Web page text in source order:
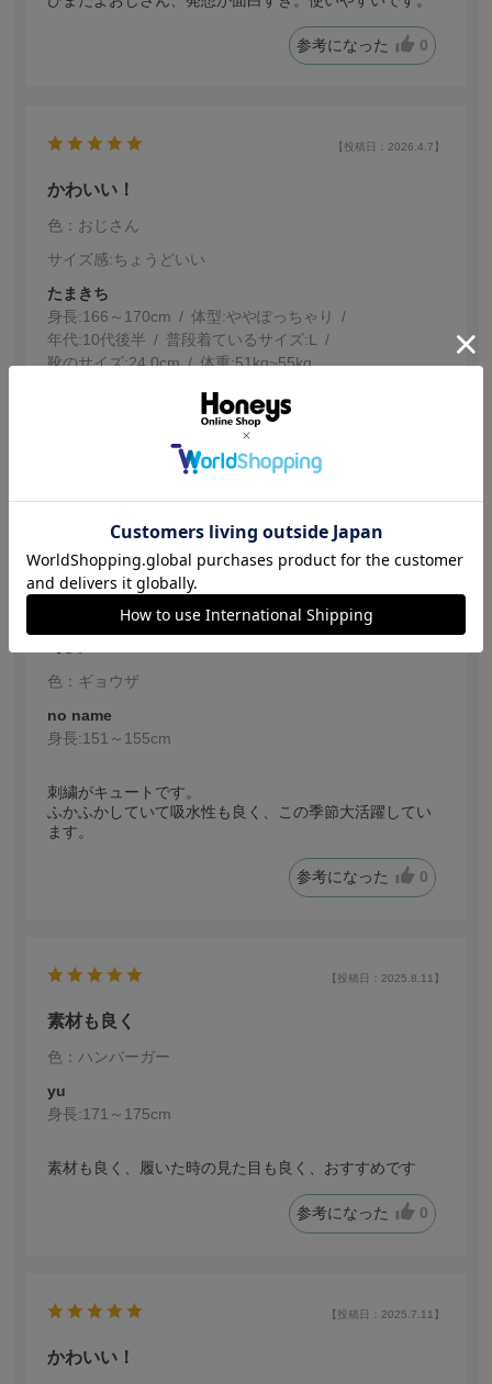
参考になった 0
【投稿日：2026.4.7】
かわいい！
色：おじさん
サイズ感:ちょうどいい
たまきち
身長:166～170cm 体型:ぽっちゃり
年代:10代後半 普段着ているサイズ:L
靴のサイズ:24.0cm 体重:51kg~55kg
とても可愛らしく、使いやすい大きさで良かったで
友達の誕生日プレゼントなどにすごくおすすめです!
参考になった 0
色：ギョウザ
no name
身長:151～155cm
刺繍がキュートです。
ふかふかしていて吸水性も良く、この季節大活躍してい
ます。
参考になった 0
【投稿日：2025.8.11】
素材も良く
色：ハンバーガー
yu
身長:171～175cm
素材も良く、履いた時の見た目も良く、おすすめです
参考になった 0
【投稿日：2025.7.11】
かわいい！